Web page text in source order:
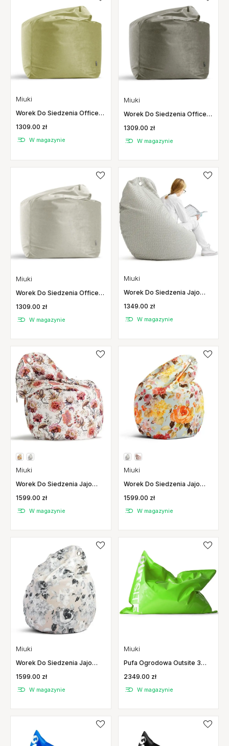
Miuki
Worek Do Siedzenia Office
1309.00 zł
W magazynie
Miuki
Worek Do Siedzenia Office
1309.00 zł
W magazynie
Miuki
Worek Do Siedzenia Office
1309.00 zł
W magazynie
Miuki
Worek Do Siedzenia Jajo
1349.00 zł
W magazynie
Miuki
Worek Do Siedzenia Jajo
1599.00 zł
W magazynie
Miuki
Worek Do Siedzenia Jajo
1599.00 zł
W magazynie
Miuki
Worek Do Siedzenia Jajo
1599.00 zł
W magazynie
Miuki
Pufa Ogrodowa Outsite 3
2349.00 zł
W magazynie